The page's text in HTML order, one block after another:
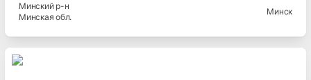
Минскийр-н
Минская обл.
Минск